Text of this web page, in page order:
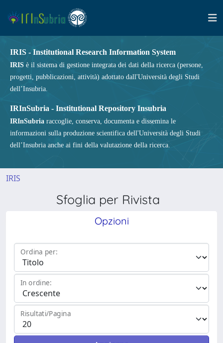
IRIS - Institutional Research Information System
IRIS è il sistema di gestione integrata dei dati della ricerca (persone,
progetti, pubblicazioni, attività) adottato dall'Università degli Studi
dell’Insubria.
IRInSubria - Institutional Repository Insubria
IRInSubria raccoglie, conserva, documenta e dissemina le
informazioni sulla produzione scientifica dell'Università degli Studi
dell’Insubria anche ai fini della valutazione della ricerca.
IRIS
Sfoglia per Rivista
Opzioni
Ordina per:
In ordine:
Risultati/Pagina